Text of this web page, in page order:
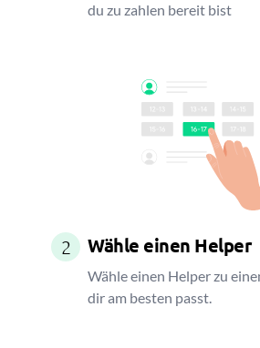
du zu zahlen bereit bist
2 Wähle einen Helper
Wähle einen Helper zu
dir am besten passt.